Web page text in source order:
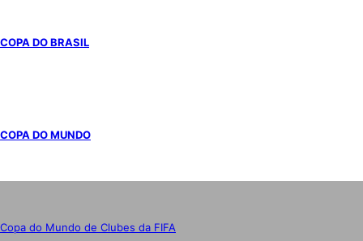
COPA DO BRASIL
COPA DO MUNDO
Copa do Mundo de Clubes da FIFA